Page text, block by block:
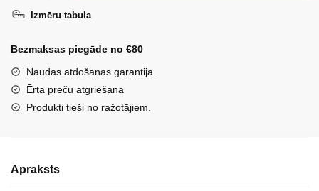
pārgājienu
ūdensnecaurlaidīgi
McBraun
melni
daudzums
Izmēru tabula
Bezmaksas piegāde no €80
Naudas atdošanas garantija.
Ērta preču atgriešana
Produkti tieši no ražotājiem.
Apraksts